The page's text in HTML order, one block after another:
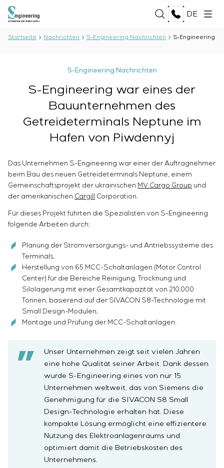
DE
Geschichte
Produktionskomplex
Dokumente
Bewertungen und auszeichnungen
LEISTUNGEN
Entwicklung der Projektdokumentation
Softwareentwicklung
Elektrotechnischen Labors
Produktion und Lieferung von Ausrüstung an den
Kunden
Montage von Ausrüstung
Inbetriebnahmearbeiten
Wartungsservice
Kundenpersonals
Projektmanagement
Outsourcing
Beratungsdienstleistungen
Individuelle Entwicklung und Prüfung mit
anschließender Zertifizierung von
Schaltschrankanlagen mit besonderen
Anforderungen an Zuverlässigkeit, Qualität und
Entwicklung mathematischer Modelle von
Steuerungsobjekten
Entwicklung spezieller Algorithmen für optimale
und garantierte Steuerung mit anschließender
Inbetriebnahme vor Ort
Entwicklung von Steuerungssystemen mit nicht
standardmäßiger Kaskaden- und mehrstufiger
Struktur mit statischen und adaptiven
Einstellparametern
Energieaudit
LÖSUNGEN
ALLE LÖSUNGEN
Lebensmittelindustrie
Energiebranche
Zellstoff- und Papierindustrie
Hochbau
Infrastruktur
Chemische Industrie
Zementindustrie
ALLE TECHNOLOGIEN
Oberon
Selam
Senumac
Senuvol
Simoprime
Lokale Filter
Schrankfilter
Schieberabsperrungen
Übergangsklappen
KARRIERE
Praktikum
Veteranen
KONTAKTE
Startseite Nachrichten S-Engineering Nachrichten S-Engineering
S-Engineering Nachrichten
S-Engineering war eines der
Bauunternehmen des
Getreideterminals Neptune im
Hafen von Piwdennyj
Das Unternehmen S-Engineering war einer der Auftragnehmer
beim Bau des neuen Getreideterminals Neptune, einem
Gemeinschaftsprojekt der ukrainischen MV Cargo Group und
der amerikanischen Cargill Corporation.
Für dieses Projekt führten die Spezialisten von S-Engineering
folgende Arbeiten durch:
Planung der Stromversorgungs- und Antriebssysteme des
Terminals,
Herstellung von 65 MCC-Schaltanlagen (Motor Control
Center) für die Bereiche Reinigung, Trocknung und
Silolagerung mit einer Gesamtkapazität von 210.000
Tonnen, basierend auf der SIVACON S8-Technologie mit
Small Design-Modulen,
Montage und Prüfung der MCC-Schaltanlagen.
Unser Unternehmen zeigt seit vielen Jahren
eine hohe Qualität seiner Arbeit. Dank dessen
wurde S-Engineering eines von nur 15
Unternehmen weltweit, das von Siemens die
Genehmigung für die SIVACON S8 Small
Design-Technologie erhalten hat. Diese
kompakte Lösung ermöglicht eine effizientere
Nutzung des Elektroanlagenraums und
optimiert damit die Betriebskosten des
Unternehmens.